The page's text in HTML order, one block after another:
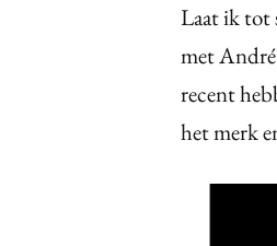
Laat ik tot
met
recent
het merk